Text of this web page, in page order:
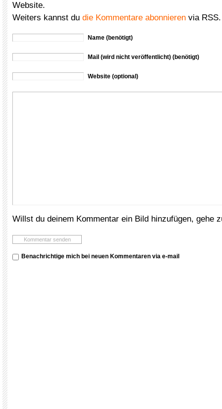
Website.
Weiters kannst du die Kommentare abonnieren via RSS.
Name (benötigt)
Mail (wird nicht veröffentlicht) (benötigt)
Website (optional)
Willst du deinem Kommentar ein Bild hinzufügen, gehe
Benachrichtige mich bei neuen Kommentaren via e-mail